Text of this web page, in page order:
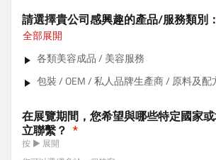
請選擇貴公司感興趣的產品/服務類別：
全部展開
各類美容成品 / 美容服務
包裝 / OEM / 私人品牌生產商 / 原料及配
在展覽期間，您希望與哪些特定國家
立聯繫？
按 ▶ 展開